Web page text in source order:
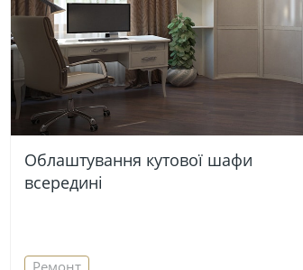
Облаштування кутової шафи
всередині
Ремонт